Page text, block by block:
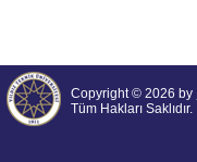
Copyright © 2026 by
Tüm Hakları Saklıdır.